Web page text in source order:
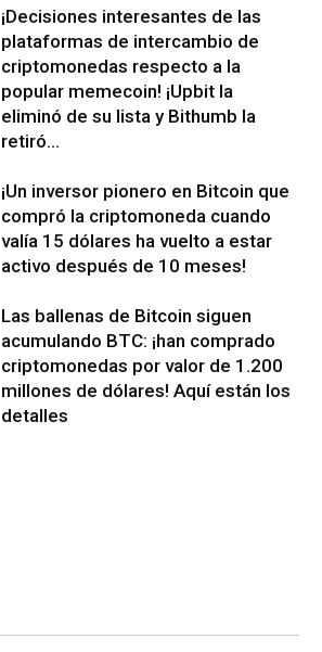
¡Decisiones interesantes de las
plataformas de intercambio de
criptomonedas respecto a la
popular memecoin! ¡Upbit la
eliminó de su lista y Bithumb la
retiró...
¡Un inversor pionero en Bitcoin que
compró la criptomoneda cuando
valía 15 dólares ha vuelto a estar
activo después de 10 meses!
Las ballenas de Bitcoin siguen
acumulando BTC: ¡han comprado
criptomonedas por valor de 1.200
millones de dólares! Aquí están los
detalles